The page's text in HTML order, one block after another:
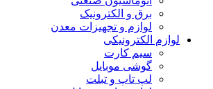
برق و الکترونیک
لوازم و تجهیزات معدن
لوازم الکترونیکی
سیم کارت
گوشی موبایل
لپ تاپ و تبلت